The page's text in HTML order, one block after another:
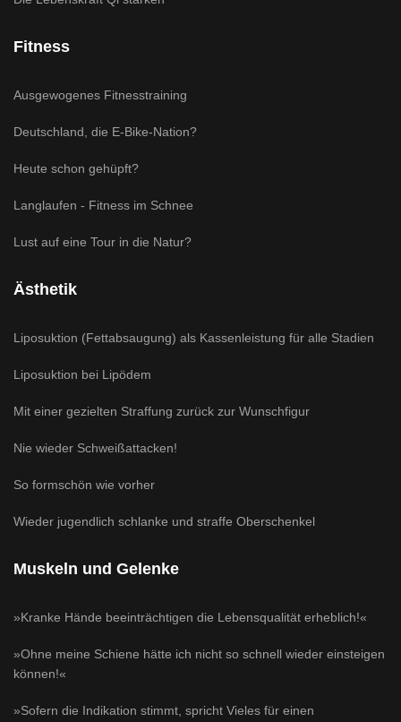
Fitness
Ausgewogenes Fitnesstraining
Deutschland, die E-Bike-Nation?
Heute schon gehüpft?
Langlaufen - Fitness im Schnee
Lust auf eine Tour in die Natur?
Ästhetik
Liposuktion (Fettabsaugung) als Kassenleistung für alle Stadien
Liposuktion bei Lipödem
Mit einer gezielten Straffung zurück zur Wunschfigur
Nie wieder Schweißattacken!
So formschön wie vorher
Wieder jugendlich schlanke und straffe Oberschenkel
Muskeln und Gelenke
»Kranke Hände beeinträchtigen die Lebensqualität erheblich!«
»Ohne meine Schiene hätte ich nicht so schnell wieder einsteigen
können!«
»Sofern die Indikation stimmt, spricht Vieles für einen